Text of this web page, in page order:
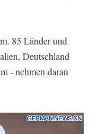
85 Länder und
Deutschland
- nehmen daran